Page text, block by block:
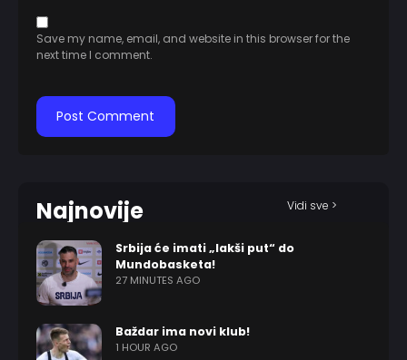
Save my name, email, and website in this browser for the
next time I comment.
Najnovije Vidi sve >
Srbija će imati „lakši put“ do
Mundobasketa!
27 MINUTES AGO
Baždar ima novi klub!
1 HOUR AGO